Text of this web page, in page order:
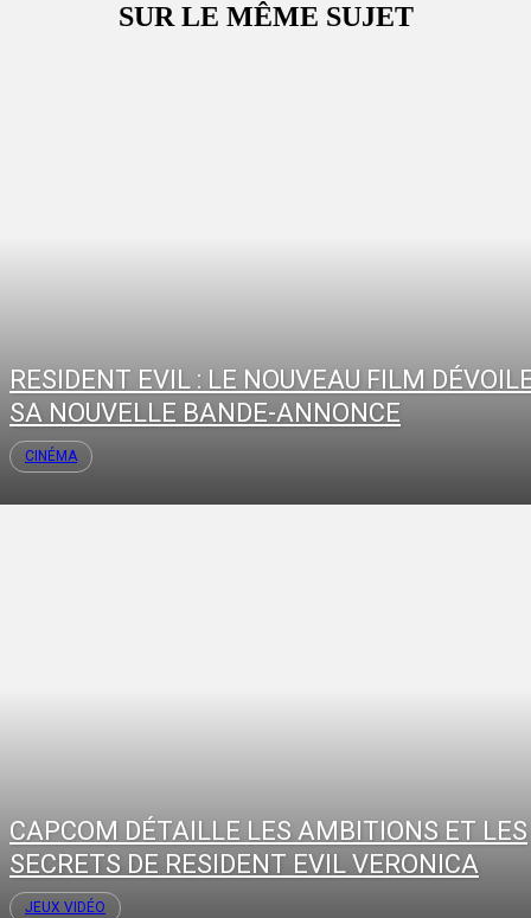
SUR LE MÊME SUJET
RESIDENT EVIL : LE NOUVEAU FILM
SA NOUVELLE BANDE-ANNONCE
CINÉMA
CAPCOM DÉTAILLE LES AMBITIONS ET LES
SECRETS DE RESIDENT EVIL VERONICA
JEUX VIDÉO